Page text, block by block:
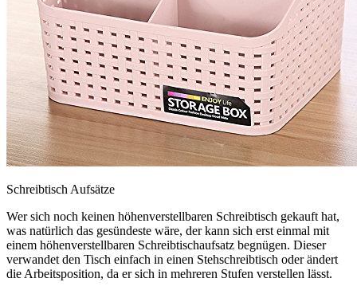
Schreibtisch Aufsätze
Wer sich noch keinen höhenverstellbaren Schreibtisch gekauft hat,
was natürlich das gesündeste wäre, der kann sich erst einmal mit
einem höhenverstellbaren Schreibtischaufsatz begnügen. Dieser
verwandet den Tisch einfach in einen Stehschreibtisch oder ändert
die Arbeitsposition, da er sich in mehreren Stufen verstellen lässt.